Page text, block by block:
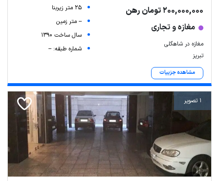
200,000,000 تومان رهن
مغازه و تجاری
مغازه در شاهگلی
تبریز
مشاهده جزییات
25 متر زیربنا
-- متر زمین
سال ساخت 1390
شماره طبقه: --
1 تصویر